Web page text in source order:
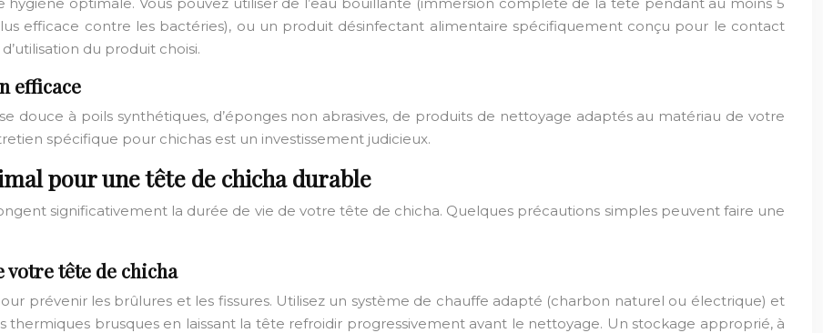
efficace contre les bactéries), ou un produit désinfectant alimentaire spécifiquement conçu pour le contact
du produit choisi.
efficace
douce à poils synthétiques, d’éponges non abrasives, de produits de nettoyage adaptés au matériau de votre
spécifique pour chichas est un investissement judicieux.
pour une tête de chicha durable
significativement la durée de vie de votre tête de chicha. Quelques précautions simples peuvent faire une
votre tête de chicha
prévenir les brûlures et les fissures. Utilisez un système de chauffe adapté (charbon naturel ou électrique) et
thermiques brusques en laissant la tête refroidir progressivement avant le nettoyage. Un stockage approprié, à